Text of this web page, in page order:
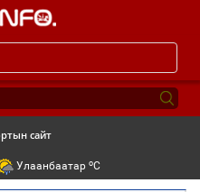
сайт
Улаанбаатар oC